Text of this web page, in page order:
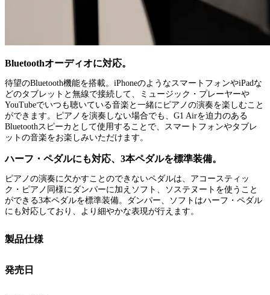
Bluetoothオーディオに対応。
待望のBluetooth機能を搭載。iPhoneのようなスマートフォンやiPadな
どのタブレットと無線で接続して、ミュージック・プレーヤーや
YouTubeでいつも聴いている音楽と一緒にピアノの演奏を楽しむこと
ができます。ピアノを演奏しない場合でも、G1 Airを迫力のある
Bluetoothスピーカとして使用することで、スマートフォンやタブレ
ットの音楽をお楽しみいただけます。
ハーフ・ペダルにも対応、3本ペダルを標準装備。
ピアノの演奏に欠かすことのできないペダルは、アコースティッ
ク・ピアノ同様にダンパーに加えソフト、ソステヌートを使うこと
ができる3本ペダルを標準装備。ダンパー、ソフトはハーフ・ペダル
にも対応しており、より細やかな表現が行えます。
製品仕様
発売日